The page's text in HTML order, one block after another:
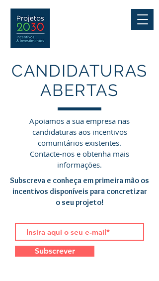
CANDIDATURAS
ABERTAS
Apoiamos a sua empresa nas
candidaturas aos incentivos
comunitários existentes.
Contacte-nos e obtenha mais
informações.
Subscreva e conheça em primeira mão os
incentivos disponíveis para concretizar
o seu projeto!
Subscrever